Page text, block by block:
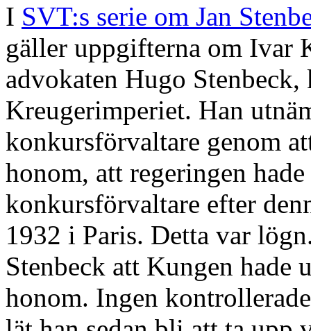
I SVT:s serie om Jan
gäller uppgifterna om Ivar
advokaten Hugo
Kreugerimperiet. Han
konkursförvaltare genom
honom, att regeringen
konkursförvaltare efter
1932 i Paris. Detta var
Stenbeck att Kungen hade
honom. Ingen